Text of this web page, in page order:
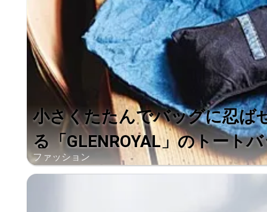
小さくたたんでバッグに忍ば
る「GLENROYAL」のトート
ファッション